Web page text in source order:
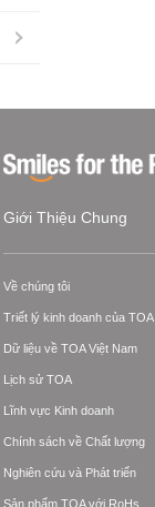
Giới Thiệu Chung
Về chúng tôi
Triết lý kinh doanh của TOA
Dữ liệu về TOA Việt Nam
Lịch sử TOA
Lĩnh vực Kinh doanh
Chính sách về Chất lượng
Nghiên cứu và Phát triển
Sản phẩm TOA với RoHs